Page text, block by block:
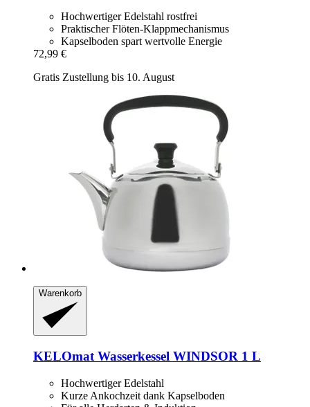
Hochwertiger Edelstahl rostfrei
Praktischer Flöten-Klappmechanismus
Kapselboden spart wertvolle Energie
72,99 €
Gratis Zustellung bis 10. August
Warenkorb
KELOmat Wasserkessel WINDSOR 1 L
Hochwertiger Edelstahl
Kurze Ankochzeit dank Kapselboden